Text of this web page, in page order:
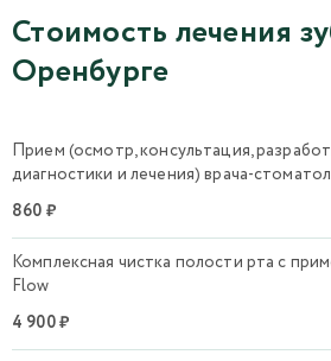
Стоимость лечения
Оренбурге
Прием (осмотр, консультация,
диагностики и лечения) врача-
860 ₽
Комплексная чистка полости рта с
Flow
4 900 ₽